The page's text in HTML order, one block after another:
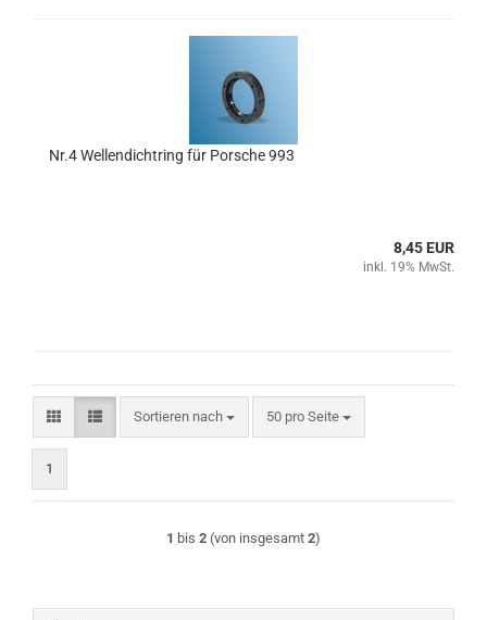
Nr.4 Wellendichtring für Porsche 993
8,45 EUR
inkl. 19% MwSt.
Sortieren nach
Sortieren nach 50 pro Seite
pro Seite
1
1 bis 2 (von insgesamt 2)